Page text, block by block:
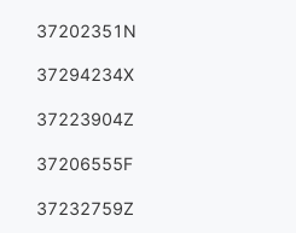
37202351N
37294234X
37223904Z
37206555F
37232759Z